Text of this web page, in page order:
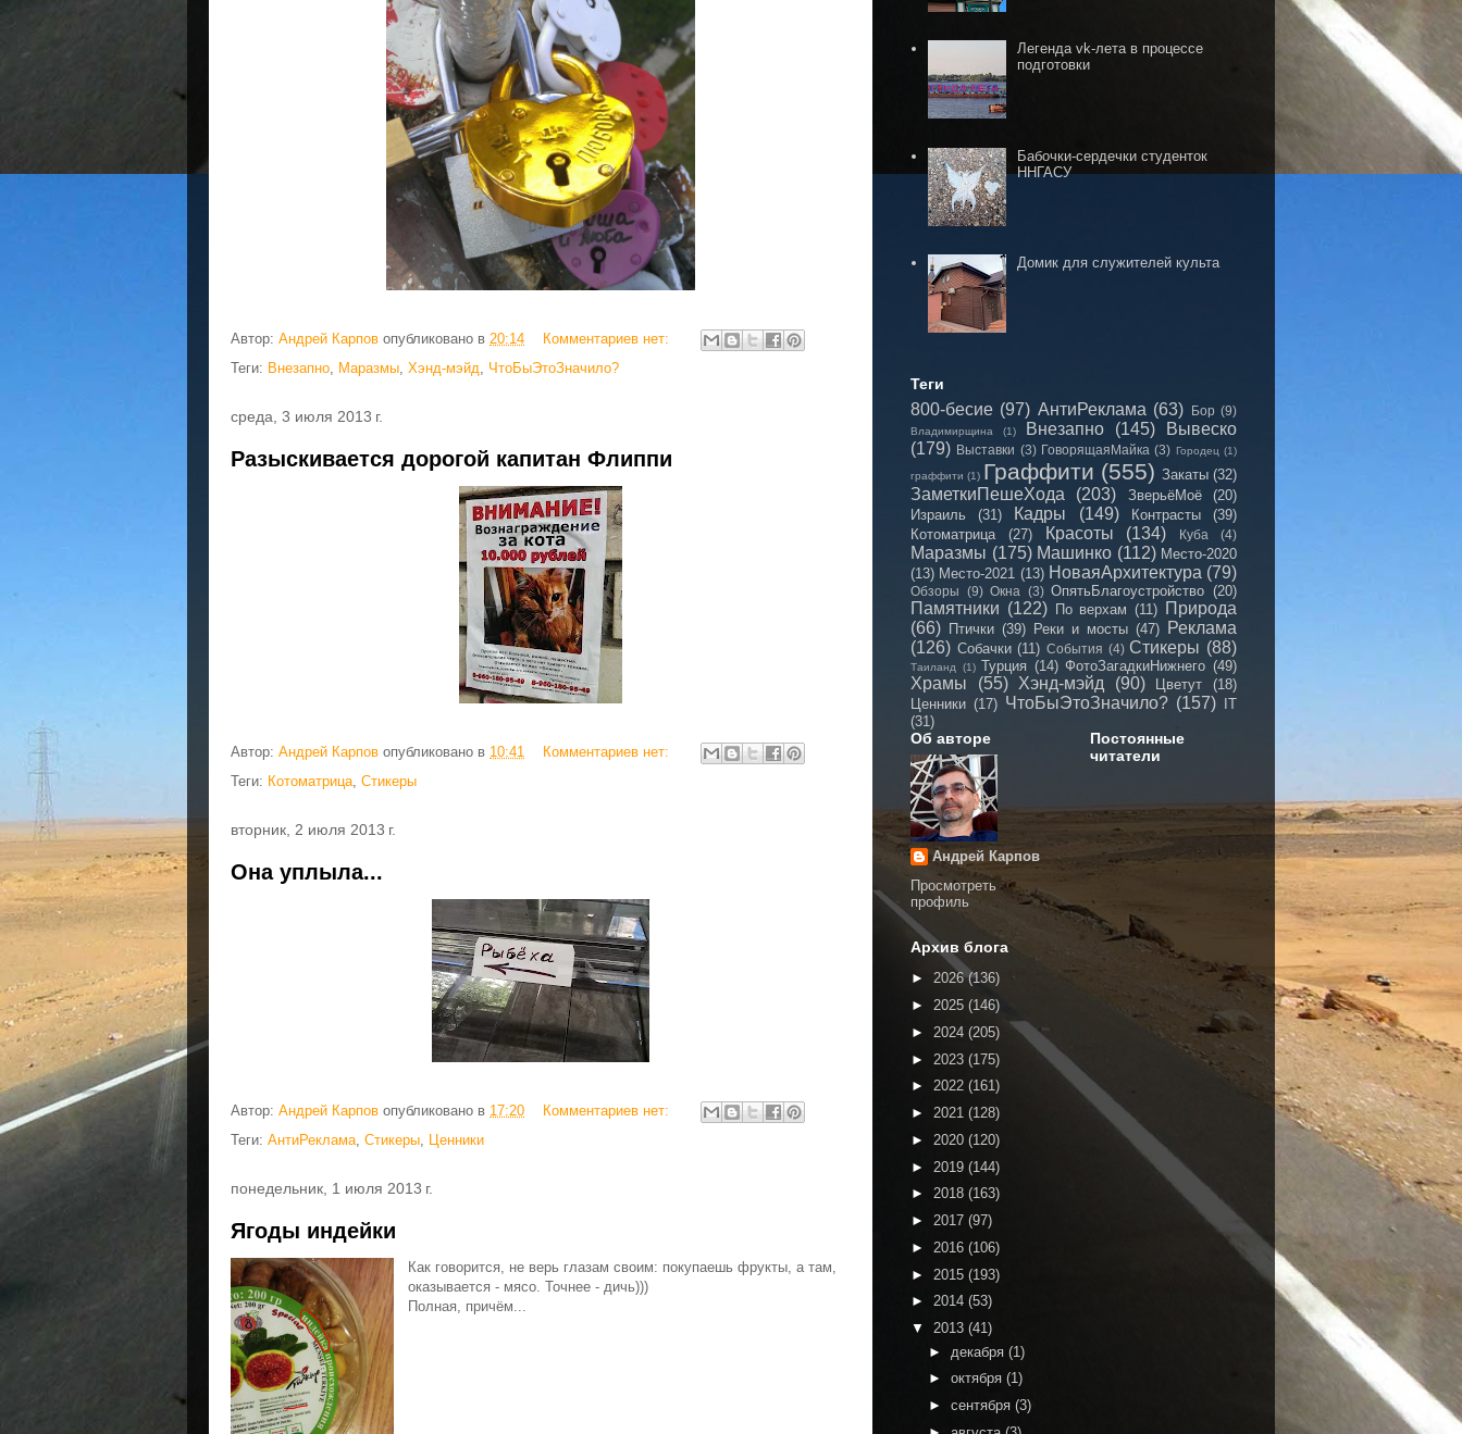
Автор: Андрей Карпов опубликовано в 20:14
Комментариев нет:
Теги: Внезапно, Маразмы, Хэнд-мэйд, ЧтоБыЭтоЗначило?
среда, 3 июля 2013 г.
Разыскивается дорогой капитан Флиппи
Автор: Андрей Карпов опубликовано в 10:41
Комментариев нет:
Теги: Котоматрица, Стикеры
вторник, 2 июля 2013 г.
Она уплыла...
Автор: Андрей Карпов опубликовано в 17:20
Комментариев нет:
Теги: АнтиРеклама, Стикеры, Ценники
понедельник, 1 июля 2013 г.
Ягоды индейки
Как говорится, не верь глазам своим: покупаешь фрукты, а там,
оказывается - мясо. Точнее - дичь)))
Полная, причём...
Легенда vk-лета в процессе
подготовки
Бабочки-сердечки студенток
ННГАСУ
Домик для служителей культа
Теги
800-бесие (97) АнтиРеклама (63) Бор (9)
Владимирщина (1) Внезапно (145)
Вывеско
(179) Выставки (3) ГоворящаяМайка (3) Городец (1)
граффити (1) Граффити (555) Закаты (32)
ЗаметкиПешеХода (203) ЗверьёМоё
(20)
Израиль
(31) Кадры (149) Контрасты
(39)
Котоматрица
(27) Красоты (134) Куба (4)
Маразмы (175) Машинко (112) Место-2020
(13) Место-2021 (13) НоваяАрхитектура (79)
Обзоры (9) Окна (3) ОпятьБлагоустройство (20)
Памятники (122) По верхам (11) Природа
(66) Птички (39) Реки и мосты (47) Реклама
(126) Собачки (11) События (4) Стикеры (88)
Таиланд (1) Турция (14) ФотоЗагадкиНижнего (49)
Храмы (55) Хэнд-мэйд (90) Цветут
(18)
Ценники (17) ЧтоБыЭтоЗначило? (157)
IT
(31)
Об авторе
Андрей Карпов
Просмотреть
профиль
Постоянные
читатели
Архив блога
► 2026(136)
► 2025 (146)
► 2024 (205)
► 2023 (175)
► 2022 (161)
► 2021 (128)
► 2020 (120)
► 2019 (144)
► 2018 (163)
► 2017 (97)
► 2016 (106)
► 2015 (193)
► 2014 (53)
▼ 2013 (41)
► декабря (1)
► октября (1)
► сентября (3)